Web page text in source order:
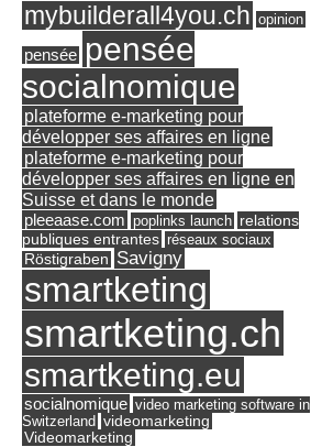
mybuilderall4you.ch opinion
pensée pensée
socialnomique
plateforme e-marketing pour
développer ses affaires en ligne
plateforme e-marketing pour
développer ses affaires en ligne en
Suisse et dans le monde
pleeaase.com poplinks launch relations
publiques entrantes réseaux sociaux
Röstigraben Savigny
smartketing
smartketing.ch
smartketing.eu
socialnomique video marketing software in
Switzerland videomarketing
Videomarketing